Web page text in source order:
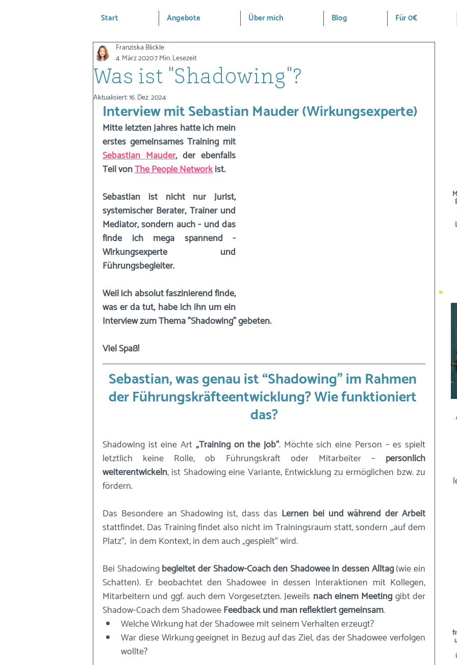
Start Angebote Über mich Blog Für 0€
Was ist "Shadowing"?
Franziska Blickle
4. März 20207 Min. Lesezeit
Aktualisiert:16. Dez. 2024
Interview mit Sebastian Mauder (Wirkungsexperte)
Mitte letzten Jahres hatte ich mein
Sebastian Mauder, der ebenfalls
Teil von The People Network ist.
Sebastian ist nicht nur Jurist,
systemischer Berater, Trainer und
Mediator, sondern auch - und das
finde ich mega spannend -
Wirkungsexperte und
Führungsbegleiter.
Weil ich absolut faszinierend finde,
was er da tut, habe ich ihn um ein
Interview zum Thema "Shadowing" gebeten.
Viel Spaß!
Sebastian, was genau ist “Shadowing” im Rahmen
der Führungskräfteentwicklung? Wie funktioniert
das?
Shadowing ist eine Art „Training on the job“. Möchte sich eine Person – es spielt
letztlich keine Rolle, ob Führungskraft oder Mitarbeiter – persönlich
weiterentwickeln, ist Shadowing eine Variante, Entwicklung zu ermöglichen bzw. zu
fördern.
Das Besondere an Shadowing ist, dass das Lernen bei und während der Arbeit
stattfindet. Das Training findet also nicht im Trainingsraum statt, sondern „auf dem
Platz“,  in dem Kontext, in dem auch „gespielt“ wird.
Bei Shadowing begleitet der Shadow-Coach den Shadowee in dessen Alltag (wie ein
Schatten). Er beobachtet den Shadowee in dessen Interaktionen mit Kollegen,
Mitarbeitern und ggf. auch dem Vorgesetzten. Jeweils nach einem Meeting gibt der
Shadow-Coach dem Shadowee Feedback und man reflektiert gemeinsam.
Welche Wirkung hat der Shadowee mit seinem Verhalten erzeugt?
War diese Wirkung geeignet in Bezug auf das Ziel, das der Shadowee verfolgen
wollte?